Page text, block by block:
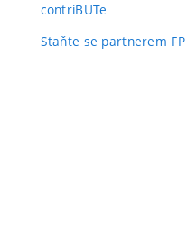
contriBUTe
Staňte se partnerem FP